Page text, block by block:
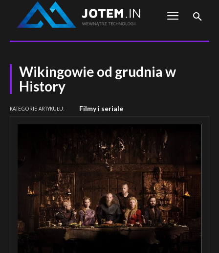
Wikingowie od grudnia w
History
KATEGORIE ARTYKUŁU: Filmy i seriale